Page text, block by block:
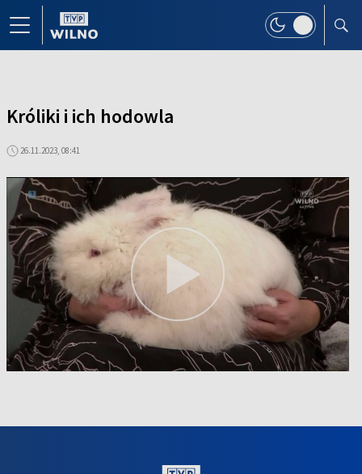
Króliki i ich hodowla
26.11.2023, 08:41